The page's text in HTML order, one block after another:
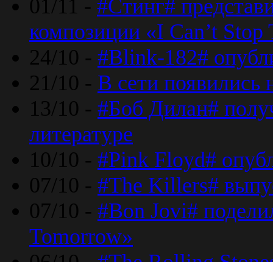
01/11 - #Стинг#
композиции «I Can’t
24/10 - #Blink-182#
21/10 - В сети появились
13/10 - #Боб Дилан#
литературе
10/10 - #Pink Floyd#
07/10 - #The Killers#
07/10 - #Bon Jovi#
Tomorrow»